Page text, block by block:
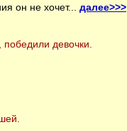
он не хочет... далее>>>
девочки.